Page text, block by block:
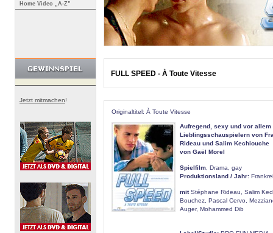
Home Video „A-Z”
Jetzt mitmachen!
FULL SPEED - À Toute Vitesse
Originaltitel: À Toute Vitesse
Aufregend, sexy und vor
Lieblingsschauspielern von
Rideau und Salim Kechiouche
von Gaël Morel
Spielfilm , Drama, gay
Produktionsland / Jahr:
mitStéphane Rideau, Salim
Bouchez, Pascal Cervo,
Auger, Mohammed Dib